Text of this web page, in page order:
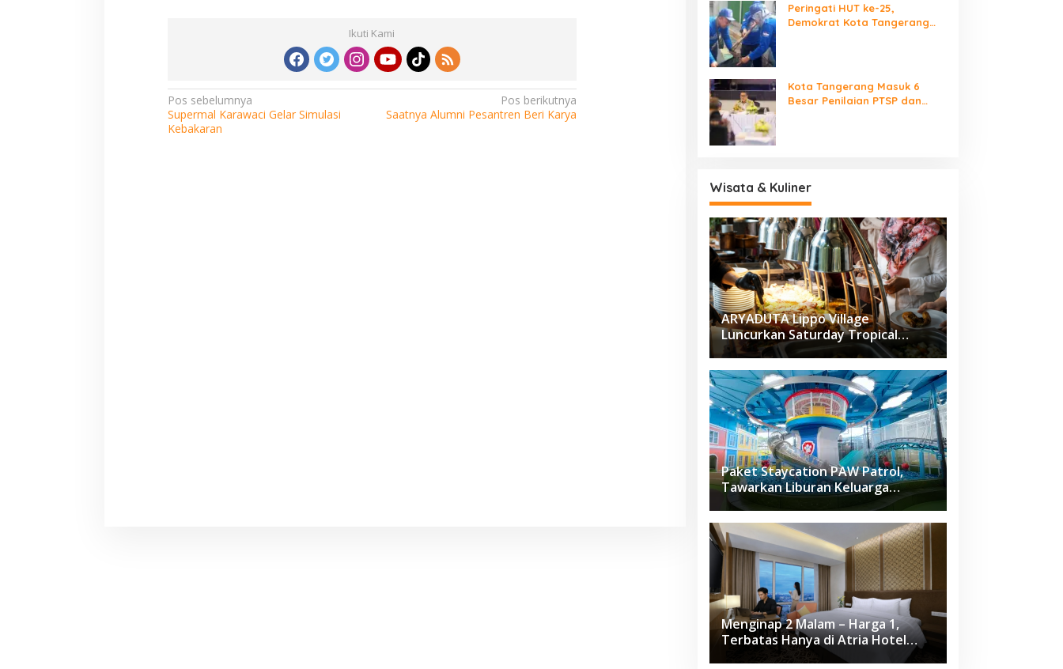
Ikuti Kami
Navigasi
pos
Pos sebelumnya
Supermal Karawaci Gelar Simulasi
Kebakaran
Pos berikutnya
Saatnya Alumni Pesantren Beri Karya
Peringati HUT ke-25,
Demokrat Kota Tangerang
Kota Tangerang Masuk 6
Besar Penilaian PTSP dan
Wisata & Kuliner
ARYADUTA Lippo Village
Luncurkan Saturday Tropical
Brunch
Paket Staycation PAW Patrol,
Tawarkan Liburan Keluarga
Menyenangkan Hanya di Herloom
Hotel BSD
Menginap 2 Malam – Harga 1,
Terbatas Hanya di Atria Hotel